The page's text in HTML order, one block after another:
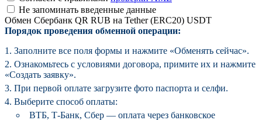
Не запоминать введенные данные
Обмен Сбербанк QR RUB на Tether (ERC20) USDT
Порядок проведения обменной операции:
Заполните все поля формы и нажмите «Обменять сейчас».
Ознакомьтесь с условиями договора, примите их и нажмите
«Создать заявку».
При первой оплате загрузите фото паспорта и селфи.
Выберите способ оплаты:
ВТБ, Т-Банк, Сбер — оплата через банковское